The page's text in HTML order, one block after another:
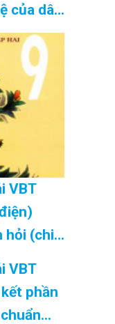
của dân
xác nhất
VBT
hỏi (chi
VBT
phần